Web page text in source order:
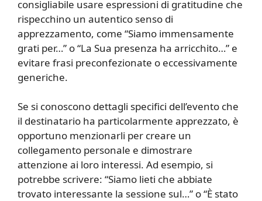
consigliabile usare espressioni di gratitudine che
rispecchino un autentico senso di
apprezzamento, come “Siamo immensamente
grati per…” o “La Sua presenza ha arricchito…” e
evitare frasi preconfezionate o eccessivamente
generiche.
Se si conoscono dettagli specifici dell’evento che
il destinatario ha particolarmente apprezzato, è
opportuno menzionarli per creare un
collegamento personale e dimostrare
attenzione ai loro interessi. Ad esempio, si
potrebbe scrivere: “Siamo lieti che abbiate
trovato interessante la sessione sul…” o “È stato